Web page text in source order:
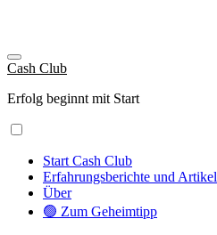
Cash Club
Erfolg beginnt mit Start
Start Cash Club
Erfahrungsberichte und Artikel
Über
🟢 Zum Geheimtipp